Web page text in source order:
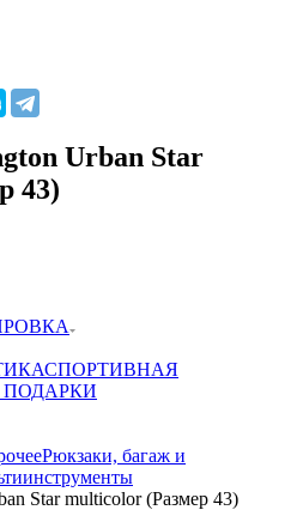
Urban Star
43)
СПОРТИВНАЯ
Рюкзаки, багаж и
Star multicolor (Размер 43)